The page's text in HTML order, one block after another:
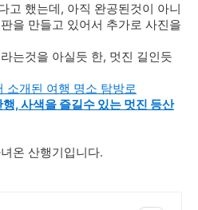
고 했는데, 아직 완공된것이 아니
을 만들고 있어서 추가로 사진을
는것을 아실듯 한, 멋진 길인듯
소개된 여행 명소 탐방로
, 사색을 즐길수 있는 멋진 등산
온 산행기입니다.